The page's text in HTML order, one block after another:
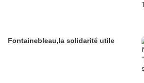
Fontainebleau,la solidarité utile